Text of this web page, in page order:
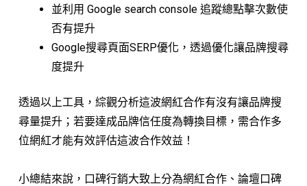
並利用 Google search console 追蹤總點擊次數使
否有提升
Google搜尋頁面SERP優化，透過優化讓品牌搜尋
度提升
透過以上工具，綜觀分析這波網紅合作有沒有讓品牌搜
尋量提升；若要達成品牌信任度為轉換目標，需合作多
位網紅才能有效評估這波合作效益！
小總結來說，口碑行銷大致上分為網紅合作、論壇口碑